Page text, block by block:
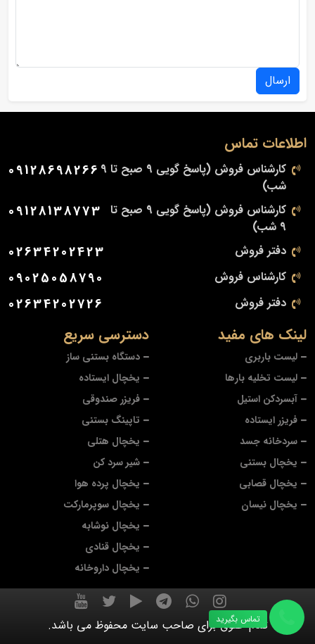
ارسال
دسترسی سریع
دستگاه بستنی ساز
یخچال ایستاده
فریزر صندوقی
تاپینگ بستنی
یخچال هتلی
شیر سرد کن
یخچال پرده هوا
یخچال سوپرمارکت
یخچال نوشابه
یخچال قنادی
یخچال داروخانه
لینک های مفید
لیست باربری
لیست تخلیه بارها
آبسردکن استیل
فریزر ایستاده
سردخانه جسد
یخچال بستنی
یخچال قصابی
یخچال نیسان
اطلاعات تماس
کارشناس فروش (پاسخ گویی 9 صبح تا 9
شب)
09128698266
کارشناس فروش (پاسخ گویی 9 صبح تا
9 شب)
09128138773
دفتر فروش 02634202423
کارشناس فروش 09025058790
دفتر فروش 02634202726
تمام حقوق برای صاحب سایت محفوظ می باشد.
تماس بگیرید